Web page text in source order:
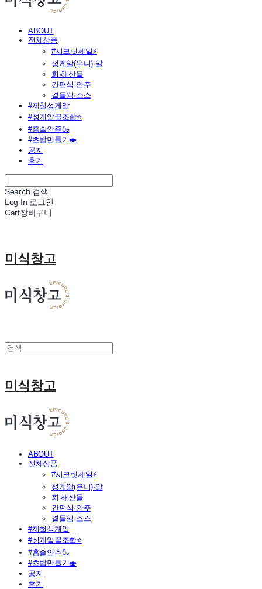
ABOUT
전체상품
#시크릿세일⚡
성게알(우니)·알
회·해산물
간편식·안주
곁들임·소스
#제철성게알
#성게알꿀조합⭐
#홈술안주🍶
#초밥만들기🍣
공지
후기
Search 검색
Log In 로그인
Cart장바구니
미식창고
미식창고
ABOUT
전체상품
#시크릿세일⚡
성게알(우니)·알
회·해산물
간편식·안주
곁들임·소스
#제철성게알
#성게알꿀조합⭐
#홈술안주🍶
#초밥만들기🍣
공지
후기